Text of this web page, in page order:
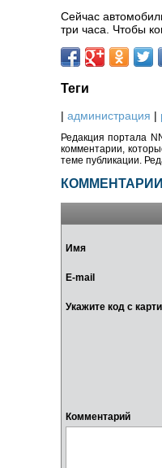
Сейчас
три часа. Чтобы
Теги
| администрация |
Редакция портала
комментарии,
теме публикации.
КОММЕНТАРИИ
Имя
E-mail
Укажите код с
Комментарий